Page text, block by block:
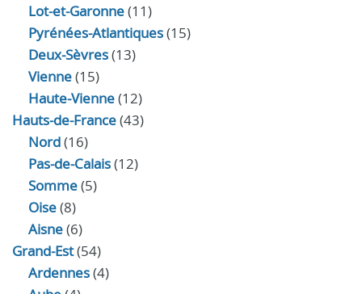
Lot-et-Garonne(11)
Pyrénées-Atlantiques(15)
Deux-Sèvres(13)
Vienne(15)
Haute-Vienne(12)
Hauts-de-France(43)
Nord(16)
Pas-de-Calais(12)
Somme(5)
Oise(8)
Aisne(6)
Grand-Est(54)
Ardennes(4)